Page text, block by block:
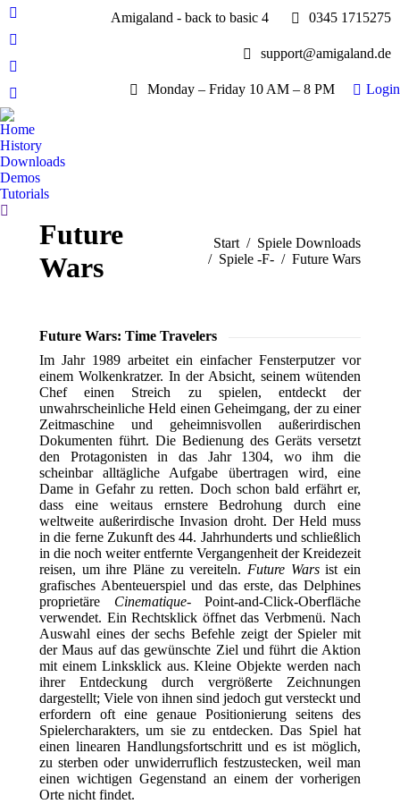
Facebook
page
opens
new
window
YouTube
page
opens
in
new
window
Whatsapp
page
opens
in
new
window
E-
Mail
page
opens
in
new
Amigaland - back to basic 4 0345 1715275
support@amigaland.de
Monday – Friday 10 AM – 8 PM Login
Home
History
Downloads
Demos
Tutorials
Search:
Future
Wars
Sie befinden sich hier:
Start
Spiele Downloads
Spiele -F-
Future Wars
Future Wars: Time Travelers
Im Jahr 1989 arbeitet ein einfacher Fensterputzer vor
einem Wolkenkratzer. In der Absicht, seinem wütenden
Chef einen Streich zu spielen, entdeckt der
unwahrscheinliche Held einen Geheimgang, der zu einer
Zeitmaschine und geheimnisvollen außerirdischen
Dokumenten führt. Die Bedienung des Geräts versetzt
den Protagonisten in das Jahr 1304, wo ihm die
scheinbar alltägliche Aufgabe übertragen wird, eine
Dame in Gefahr zu retten. Doch schon bald erfährt er,
dass eine weitaus ernstere Bedrohung durch eine
weltweite außerirdische Invasion droht. Der Held muss
in die ferne Zukunft des 44. Jahrhunderts und schließlich
in die noch weiter entfernte Vergangenheit der Kreidezeit
reisen, um ihre Pläne zu vereiteln. Future Warsist ein
grafisches Abenteuerspiel und das erste, das Delphines
proprietäre Cinematique-Point-and-Click-Oberfläche
verwendet. Ein Rechtsklick öffnet das Verbmenü. Nach
Auswahl eines der sechs Befehle zeigt der Spieler mit
der Maus auf das gewünschte Ziel und führt die Aktion
mit einem Linksklick aus. Kleine Objekte werden nach
ihrer Entdeckung durch vergrößerte Zeichnungen
dargestellt; Viele von ihnen sind jedoch gut versteckt und
erfordern oft eine genaue Positionierung seitens des
Spielercharakters, um sie zu entdecken. Das Spiel hat
einen linearen Handlungsfortschritt und es ist möglich,
zu sterben oder unwiderruflich festzustecken, weil man
einen wichtigen Gegenstand an einem der vorherigen
Orte nicht findet.